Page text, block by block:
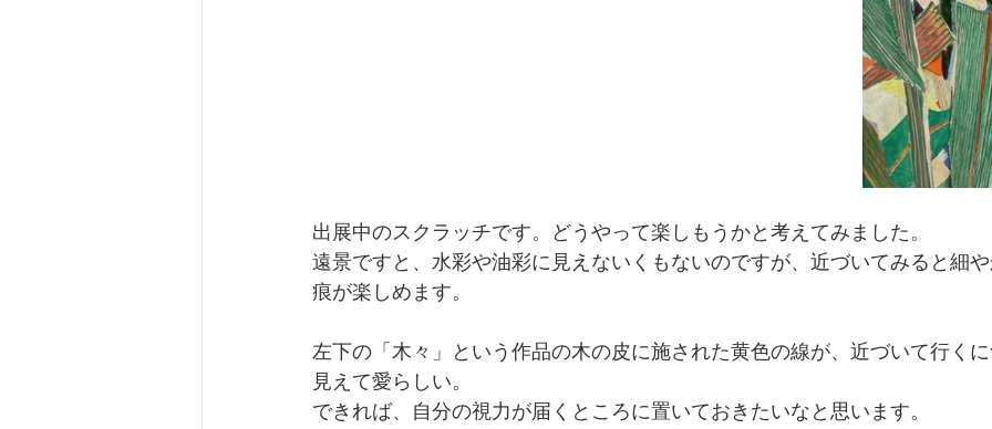
出展中のスクラッチです。どうやって楽しもうかと考えてみました。
遠景ですと、水彩や油彩に見えないくもないのですが、近づいてみると細
痕が楽しめます。
左下の「木々」という作品の木の皮に施された黄色の線が、近づいて行く
見えて愛らしい。
できれば、自分の視力が届くところに置いておきたいなと思います。